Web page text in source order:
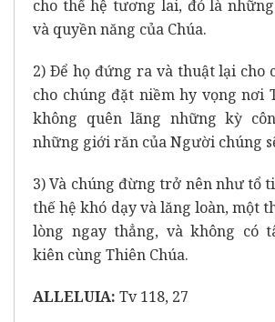
cho thế hệ tương lai, đó là
và quyền năng của Chúa.
2) Ðể họ đứng ra và thuật lại cho
cho chúng đặt niềm hy vọng nơi
không quên lãng những kỳ
những giới răn của Người chúng
3) Và chúng đừng trở nên như tổ
thế hệ khó dạy và lăng loàn, một
lòng ngay thẳng, và không có
kiên cùng Thiên Chúa.
ALLELUIA: Tv 118, 27